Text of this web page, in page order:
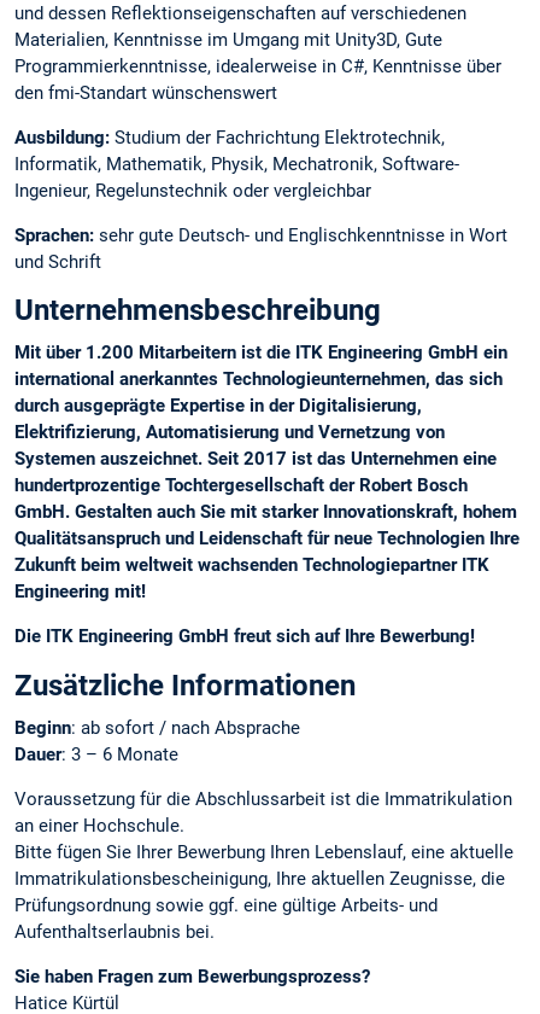
und dessen Reflektionseigenschaften auf verschiedenen
Materialien, Kenntnisse im Umgang mit Unity3D, Gute
Programmierkenntnisse, idealerweise in C#, Kenntnisse über
den fmi-Standart wünschenswert
Ausbildung: Studium der Fachrichtung Elektrotechnik,
Informatik, Mathematik, Physik, Mechatronik, Software-
Ingenieur, Regelunstechnik oder vergleichbar
Sprachen: sehr gute Deutsch- und Englischkenntnisse in Wort
und Schrift
Unternehmensbeschreibung
Mit über 1.200 Mitarbeitern ist die ITK Engineering GmbH ein
international anerkanntes Technologieunternehmen, das sich
durch ausgeprägte Expertise in der Digitalisierung,
Elektrifizierung, Automatisierung und Vernetzung von
Systemen auszeichnet. Seit 2017 ist das Unternehmen eine
hundertprozentige Tochtergesellschaft der Robert Bosch
GmbH. Gestalten auch Sie mit starker Innovationskraft, hohem
Qualitätsanspruch und Leidenschaft für neue Technologien Ihre
Zukunft beim weltweit wachsenden Technologiepartner ITK
Engineering mit!
Die ITK Engineering GmbH freut sich auf Ihre Bewerbung!
Zusätzliche Informationen
Beginn: ab sofort / nach Absprache
Dauer: 3 – 6 Monate
Voraussetzung für die Abschlussarbeit ist die Immatrikulation
an einer Hochschule.
Bitte fügen Sie Ihrer Bewerbung Ihren Lebenslauf, eine aktuelle
Immatrikulationsbescheinigung, Ihre aktuellen Zeugnisse, die
Prüfungsordnung sowie ggf. eine gültige Arbeits- und
Aufenthaltserlaubnis bei.
Sie haben Fragen zum Bewerbungsprozess?
Hatice Kürtül